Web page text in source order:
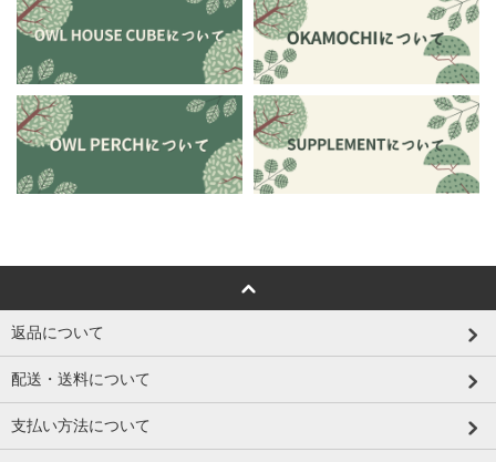
返品について
配送・送料について
支払い方法について